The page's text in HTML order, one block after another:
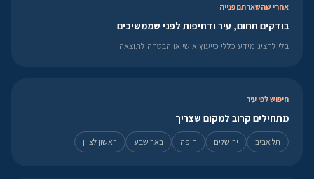
אחרי שהשארתם פנייה
בודקים תחום, עיר ודחיפות לפני שממשיכים
בלי להציג מידע כללי כייעוץ אישי או הבטחה לתוצאה.
חיפוש לפי עיר
מתחילים קרוב למקום שצריך
תל אביב ירושלים חיפה באר שבע ראשון לציון